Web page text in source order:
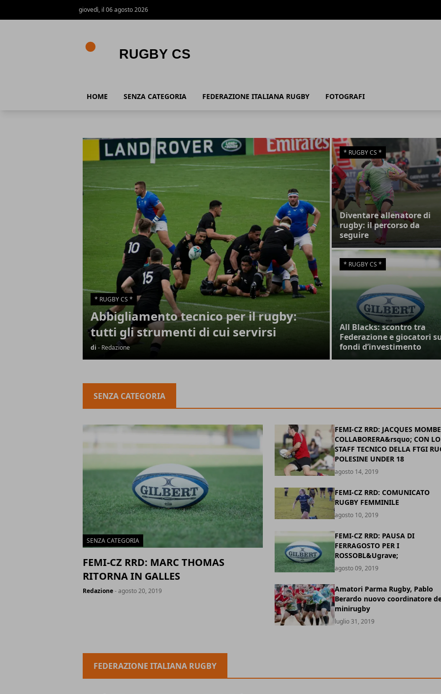
giovedì, il 06 agosto 2026
HOME SENZA CATEGORIA FEDERAZIONE ITALIANA RUGBY FOTOGRAFI
Articoli in Evidenza
* RUGBY CS *
Abbigliamento tecnico per il rugby:
tutti gli strumenti di cui servirsi
di - Redazione
* RUGBY CS *
Diventare allenatore di
rugby: il percorso da
seguire
* RUGBY CS *
All Blacks: scontro tra
Federazione e giocatori
fondi d’investimento
SENZA CATEGORIA
SENZA CATEGORIA
FEMI-CZ RRD: MARC THOMAS
RITORNA IN GALLES
Redazione- agosto 20, 2019
FEMI-CZ RRD: JACQUES
COLLABORERA&rsquo; CON LO
STAFF TECNICO DELLA FTGI
POLESINE UNDER 18
agosto 14, 2019
FEMI-CZ RRD: COMUNICATO
RUGBY FEMMINILE
agosto 10, 2019
FEMI-CZ RRD: PAUSA DI
FERRAGOSTO PER I
ROSSOBL&Ugrave;
agosto 09, 2019
Amatori Parma Rugby, Pablo
Berardo nuovo coordinatore
minirugby
luglio 31, 2019
FEDERAZIONE ITALIANA RUGBY